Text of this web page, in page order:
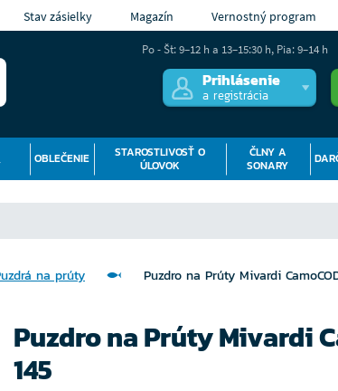
Stav zásielky Magazín Vernostný program
Prihlásenie
a registrácia
OBLEČENIE
STAROSTLIVOSŤ O
ÚLOVOK
ČLNY A
SONARY
Po - Št: 9–12 h a 13–15:30 h, Pia: 9–14 h
na prúty Puzdro na Prúty Mivardi
Puzdro na Prúty Mivardi
145